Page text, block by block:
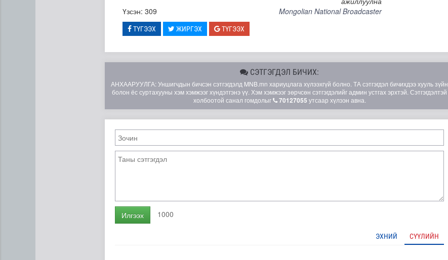
Үзсэн: 309
Mongolian National Broadcaster
ТҮГЭЭХ ЖИРГЭХ ТҮГЭЭХ
СЭТГЭГДЭЛ БИЧИХ:
АНХААРУУЛГА: Уншигчдын бичсэн сэтгэгдэлд MNB.mn хариуцлага хүлээхгүй болно. ТА сэтгэгдэл бичихдээ хууль зүйн
болон ёс суртахууны хэм хэмжээг хүндэтгэнэ үү. Хэм хэмжээг зөрчсөн сэтгэгдэлийг админ устгах эрхтэй. Сэтгэгдэлтэй
холбоотой санал гомдолыг
70127055 утсаар хүлээн авна.
Илгээх 1000
ЭХНИЙ СҮҮЛИЙН